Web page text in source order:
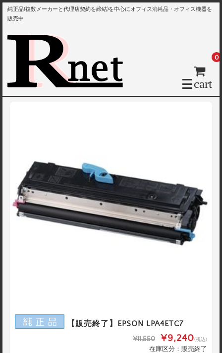
純正品(複数メーカーと代理店契約を締結)を中心にオフィス消耗品・オフィス機器を
販売中
cart
0
【販売終了】EPSON LPA4ETC7
¥11,550 ¥9,240(税込)
在庫区分：販売終了